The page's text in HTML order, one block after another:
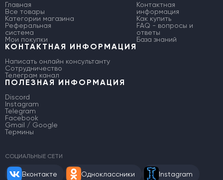
Главная
Все товары
Категории магазина
Реферальная
система
Мои покупки
Контактная
информация
Как купить
FAQ - вопросы и
ответы
База знаний
КОНТАКТНАЯ ИНФОРМАЦИЯ
Написать онлайн консультанту
Сотрудничество
Телеграм канал
ПОЛЕЗНАЯ ИНФОРМАЦИЯ
Discord
Instagram
Telegram
Facebook
Gmail / Google
Термины
СОЦИАЛЬНЫЕ СЕТИ
Вконтакте Одноклассники Instagram